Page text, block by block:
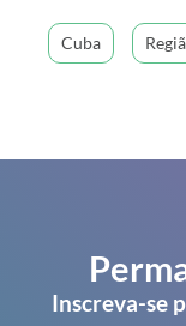
Cuba
Inscreva-se